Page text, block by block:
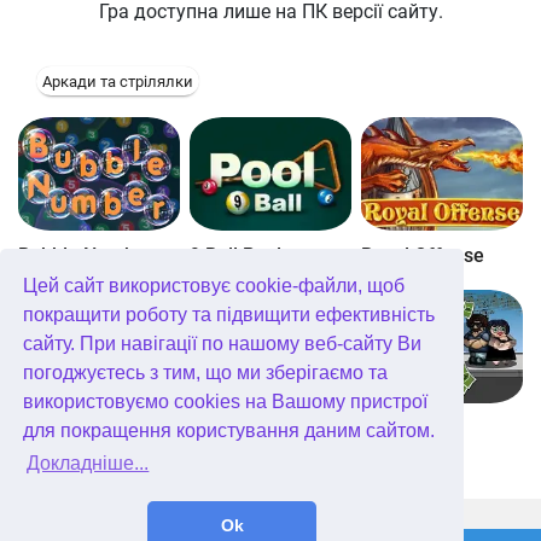
Цей сайт використовує cookie-файли, щоб
покращити роботу та підвищити ефективність
сайту. При навігації по нашому веб-сайту Ви
погоджуєтесь з тим, що ми зберігаємо та
використовуємо cookies на Вашому пристрої
для покращення користування даним сайтом.
Докладніше...
Ok
Гра доступна лише на ПК версії сайту.
Аркади та стрілялки
Bubble Number 9 Ball Pool Royal Offense
Blockz! Королівство Кітта Go Repo
WellGames.com